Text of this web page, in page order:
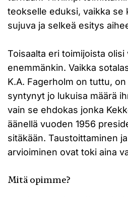
teokselle eduksi, vaikka se
sujuva ja selkeä esitys
Toisaalta eri toimijoista
enemmänkin. Vaikka
K.A. Fagerholm on tuttu,
syntynyt jo lukuisa määrä
vain se ehdokas jonka
äänellä vuoden 1956
sitäkään. Taustoittaminen
arvioiminen ovat toki aina
Mitä opimme?